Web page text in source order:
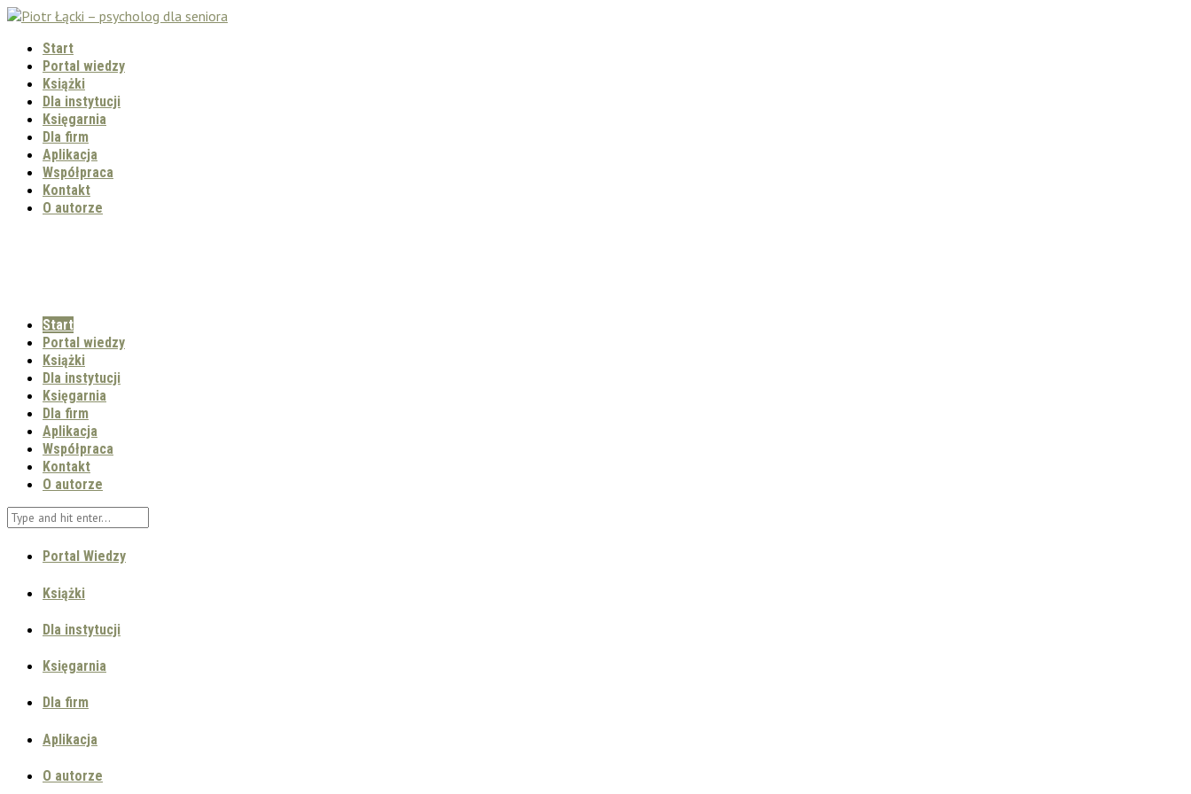
Start
Portal wiedzy
Książki
Dla instytucji
Księgarnia
Dla firm
Aplikacja
Współpraca
Kontakt
O autorze
Start
Portal wiedzy
Książki
Dla instytucji
Księgarnia
Dla firm
Aplikacja
Współpraca
Kontakt
O autorze
Portal Wiedzy
Książki
Dla instytucji
Księgarnia
Dla firm
Aplikacja
O autorze